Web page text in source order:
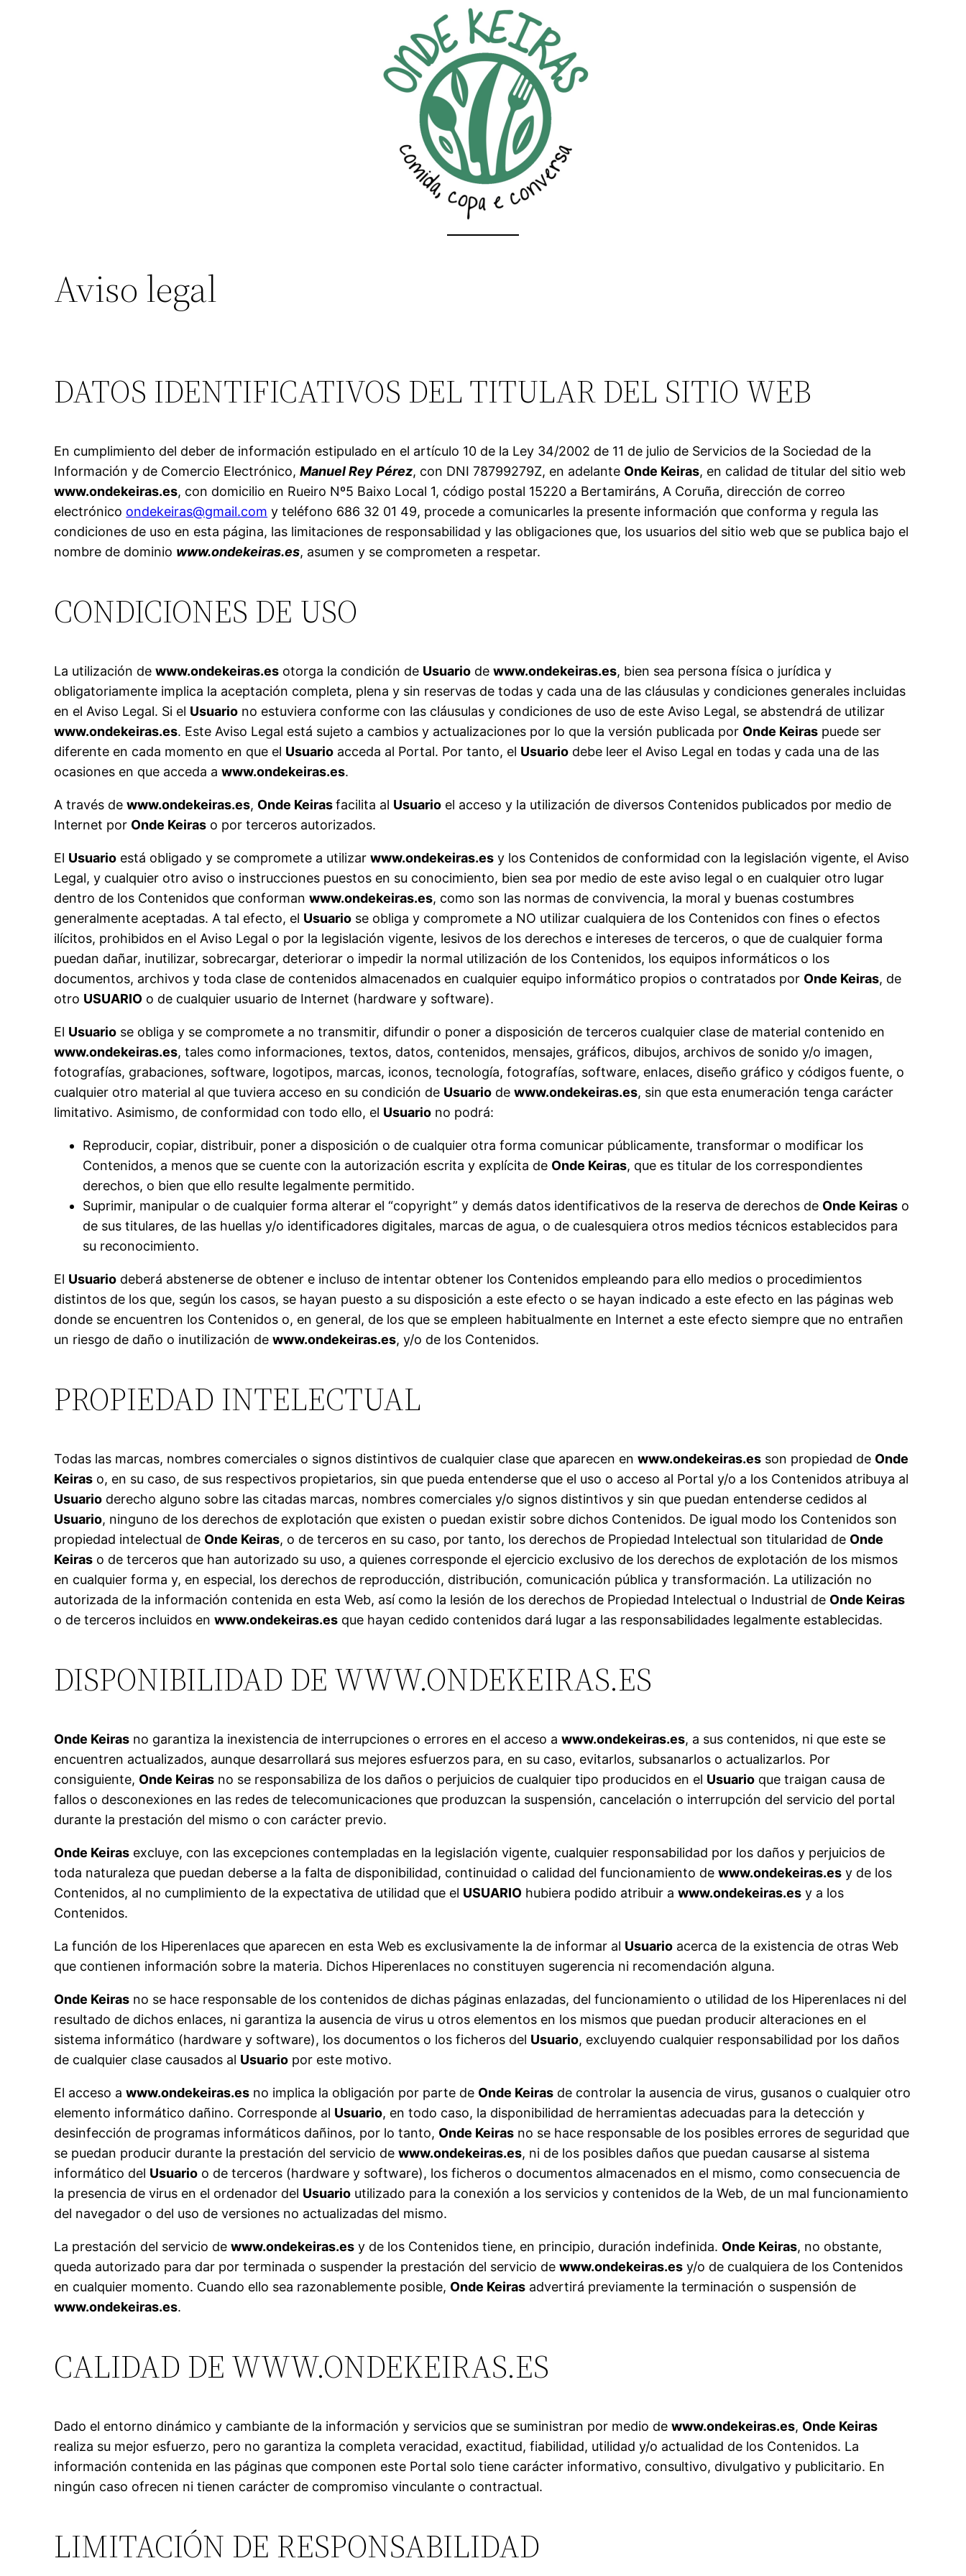
Aviso legal
DATOS IDENTIFICATIVOS DEL TITULAR DEL SITIO WEB
En cumplimiento del deber de información estipulado en el artículo 10 de la Ley 34/2002 de 11 de julio de Servicios de la Sociedad de la
Información y de Comercio Electrónico,Manuel Rey Pérez, con DNI 78799279Z, en adelante Onde Keiras, en calidad de titular del sitio web
www.ondekeiras.es, con domicilio en Rueiro Nº5 Baixo Local 1, código postal 15220 a Bertamiráns, A Coruña, dirección de correo
electrónico ondekeiras@gmail.com y teléfono 686 32 01 49, procede a comunicarles la presente información que conforma y regula las
condiciones de uso en esta página, las limitaciones de responsabilidad y las obligaciones que, los usuarios del sitio web que se publica bajo el
nombre de dominio www.ondekeiras.es, asumen y se comprometen a respetar.
CONDICIONES DE USO
La utilización dewww.ondekeiras.es otorga la condición de Usuario dewww.ondekeiras.es, bien sea persona física o jurídica y
obligatoriamente implica la aceptación completa, plena y sin reservas de todas y cada una de las cláusulas y condiciones generales incluidas
en el Aviso Legal. Si el Usuario no estuviera conforme con las cláusulas y condiciones de uso de este Aviso Legal, se abstendrá de utilizar
www.ondekeiras.es. Este Aviso Legal está sujeto a cambios y actualizaciones por lo que la versión publicada por Onde Keiras puede ser
diferente en cada momento en que el Usuario acceda al Portal. Por tanto, el Usuario debe leer el Aviso Legal en todas y cada una de las
ocasiones en que acceda awww.ondekeiras.es.
A través dewww.ondekeiras.es, Onde Keirasfacilita al Usuario el acceso y la utilización de diversos Contenidos publicados por medio de
Internet por Onde Keiras o por terceros autorizados.
El Usuario está obligado y se compromete a utilizarwww.ondekeiras.es y los Contenidos de conformidad con la legislación vigente, el Aviso
Legal, y cualquier otro aviso o instrucciones puestos en su conocimiento, bien sea por medio de este aviso legal o en cualquier otro lugar
dentro de los Contenidos que conformanwww.ondekeiras.es, como son las normas de convivencia, la moral y buenas costumbres
generalmente aceptadas. A tal efecto, el Usuario se obliga y compromete a NO utilizar cualquiera de los Contenidos con fines o efectos
ilícitos, prohibidos en el Aviso Legal o por la legislación vigente, lesivos de los derechos e intereses de terceros, o que de cualquier forma
puedan dañar, inutilizar, sobrecargar, deteriorar o impedir la normal utilización de los Contenidos, los equipos informáticos o los
documentos, archivos y toda clase de contenidos almacenados en cualquier equipo informático propios o contratados por Onde Keiras, de
otro USUARIO o de cualquier usuario de Internet (hardware y software).
El Usuario se obliga y se compromete a no transmitir, difundir o poner a disposición de terceros cualquier clase de material contenido en
www.ondekeiras.es, tales como informaciones, textos, datos, contenidos, mensajes, gráficos, dibujos, archivos de sonido y/o imagen,
fotografías, grabaciones, software, logotipos, marcas, iconos, tecnología, fotografías, software, enlaces, diseño gráfico y códigos fuente, o
cualquier otro material al que tuviera acceso en su condición de Usuario dewww.ondekeiras.es, sin que esta enumeración tenga carácter
limitativo. Asimismo, de conformidad con todo ello, el Usuario no podrá:
Reproducir, copiar, distribuir, poner a disposición o de cualquier otra forma comunicar públicamente, transformar o modificar los
Contenidos, a menos que se cuente con la autorización escrita y explícita de Onde Keiras, que es titular de los correspondientes
derechos, o bien que ello resulte legalmente permitido.
Suprimir, manipular o de cualquier forma alterar el “copyright” y demás datos identificativos de la reserva de derechos de Onde Keiras o
de sus titulares, de las huellas y/o identificadores digitales, marcas de agua, o de cualesquiera otros medios técnicos establecidos para
su reconocimiento.
El Usuario deberá abstenerse de obtener e incluso de intentar obtener los Contenidos empleando para ello medios o procedimientos
distintos de los que, según los casos, se hayan puesto a su disposición a este efecto o se hayan indicado a este efecto en las páginas web
donde se encuentren los Contenidos o, en general, de los que se empleen habitualmente en Internet a este efecto siempre que no entrañen
un riesgo de daño o inutilización dewww.ondekeiras.es, y/o de los Contenidos.
PROPIEDAD INTELECTUAL
Todas las marcas, nombres comerciales o signos distintivos de cualquier clase que aparecen enwww.ondekeiras.es son propiedad de Onde
Keiras o, en su caso, de sus respectivos propietarios, sin que pueda entenderse que el uso o acceso al Portal y/o a los Contenidos atribuya al
Usuario derecho alguno sobre las citadas marcas, nombres comerciales y/o signos distintivos y sin que puedan entenderse cedidos al
Usuario, ninguno de los derechos de explotación que existen o puedan existir sobre dichos Contenidos. De igual modo los Contenidos son
propiedad intelectual de Onde Keiras, o de terceros en su caso, por tanto, los derechos de Propiedad Intelectual son titularidad de Onde
Keiras o de terceros que han autorizado su uso, a quienes corresponde el ejercicio exclusivo de los derechos de explotación de los mismos
en cualquier forma y, en especial, los derechos de reproducción, distribución, comunicación pública y transformación. La utilización no
autorizada de la información contenida en esta Web, así como la lesión de los derechos de Propiedad Intelectual o Industrial de Onde Keiras
o de terceros incluidos enwww.ondekeiras.es que hayan cedido contenidos dará lugar a las responsabilidades legalmente establecidas.
DISPONIBILIDAD DE WWW.ONDEKEIRAS.ES
Onde Keiras no garantiza la inexistencia de interrupciones o errores en el acceso awww.ondekeiras.es, a sus contenidos, ni que este se
encuentren actualizados, aunque desarrollará sus mejores esfuerzos para, en su caso, evitarlos, subsanarlos o actualizarlos. Por
consiguiente, Onde Keiras no se responsabiliza de los daños o perjuicios de cualquier tipo producidos en el Usuario que traigan causa de
fallos o desconexiones en las redes de telecomunicaciones que produzcan la suspensión, cancelación o interrupción del servicio del portal
durante la prestación del mismo o con carácter previo.
Onde Keiras excluye, con las excepciones contempladas en la legislación vigente, cualquier responsabilidad por los daños y perjuicios de
toda naturaleza que puedan deberse a la falta de disponibilidad, continuidad o calidad del funcionamiento dewww.ondekeiras.es y de los
Contenidos, al no cumplimiento de la expectativa de utilidad que el USUARIO hubiera podido atribuir awww.ondekeiras.es y a los
Contenidos.
La función de los Hiperenlaces que aparecen en esta Web es exclusivamente la de informar al Usuario acerca de la existencia de otras Web
que contienen información sobre la materia. Dichos Hiperenlaces no constituyen sugerencia ni recomendación alguna.
Onde Keiras no se hace responsable de los contenidos de dichas páginas enlazadas, del funcionamiento o utilidad de los Hiperenlaces ni del
resultado de dichos enlaces, ni garantiza la ausencia de virus u otros elementos en los mismos que puedan producir alteraciones en el
sistema informático (hardware y software), los documentos o los ficheros del Usuario, excluyendo cualquier responsabilidad por los daños
de cualquier clase causados al Usuario por este motivo.
El acceso awww.ondekeiras.es no implica la obligación por parte de Onde Keiras de controlar la ausencia de virus, gusanos o cualquier otro
elemento informático dañino. Corresponde al Usuario, en todo caso, la disponibilidad de herramientas adecuadas para la detección y
desinfección de programas informáticos dañinos, por lo tanto, Onde Keiras no se hace responsable de los posibles errores de seguridad que
se puedan producir durante la prestación del servicio dewww.ondekeiras.es, ni de los posibles daños que puedan causarse al sistema
informático del Usuario o de terceros (hardware y software), los ficheros o documentos almacenados en el mismo, como consecuencia de
la presencia de virus en el ordenador del Usuario utilizado para la conexión a los servicios y contenidos de la Web, de un mal funcionamiento
del navegador o del uso de versiones no actualizadas del mismo.
La prestación del servicio dewww.ondekeiras.es y de los Contenidos tiene, en principio, duración indefinida. Onde Keiras, no obstante,
queda autorizado para dar por terminada o suspender la prestación del servicio dewww.ondekeiras.es y/o de cualquiera de los Contenidos
en cualquier momento. Cuando ello sea razonablemente posible, Onde Keiras advertirá previamente la terminación o suspensión de
www.ondekeiras.es.
CALIDAD DE WWW.ONDEKEIRAS.ES
Dado el entorno dinámico y cambiante de la información y servicios que se suministran por medio dewww.ondekeiras.es, Onde Keiras
realiza su mejor esfuerzo, pero no garantiza la completa veracidad, exactitud, fiabilidad, utilidad y/o actualidad de los Contenidos. La
información contenida en las páginas que componen este Portal solo tiene carácter informativo, consultivo, divulgativo y publicitario. En
ningún caso ofrecen ni tienen carácter de compromiso vinculante o contractual.
LIMITACIÓN DE RESPONSABILIDAD
Necesarias
Estas
cookies no
son
opcionales.
Estadísticas
Para que
podamos
mejorar la
funcionalidad
y estructura
se usa la
Experiencia
Para que
nuestra web
funcione lo
mejor posible
durante tu
visita. Si
rechaza estas
funcionalidades
desaparecerán
de la web.
comportamiento
mientras visitas
posibilidad de
ver contenido y